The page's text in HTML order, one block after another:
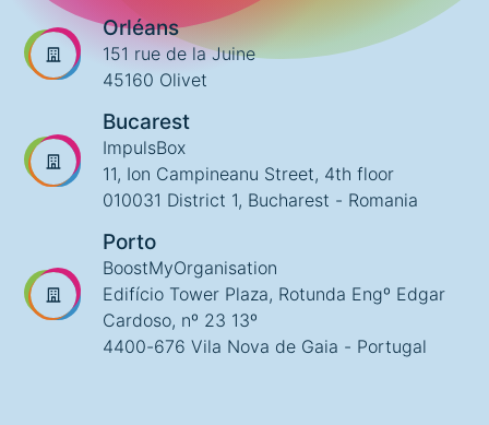
Orléans
151 rue de la Juine
45160 Olivet
Bucarest
ImpulsBox
11, Ion Campineanu Street, 4th floor
010031 District 1, Bucharest - Romania
Porto
BoostMyOrganisation
Edifício Tower Plaza, Rotunda Engº Edgar
Cardoso, nº 23 13º
4400-676 Vila Nova de Gaia - Portugal